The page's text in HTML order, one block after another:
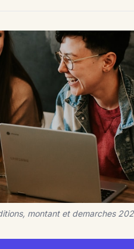
montant et demarches